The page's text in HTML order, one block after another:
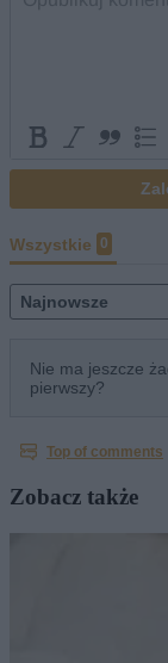
Zobacz także